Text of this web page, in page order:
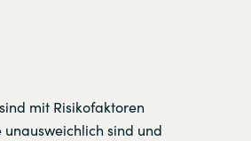
mit Risikofaktoren
sind und